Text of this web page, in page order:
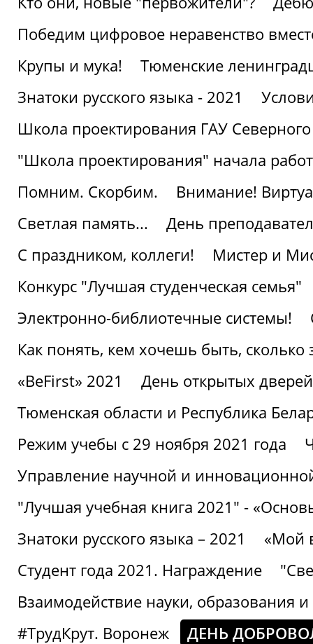
Победим цифровое неравенство
Крупы и мука!
Тюменские
Знатоки русского языка - 2021
Школа проектирования ГАУ
"Школа проектирования" начала
Помним. Скорбим.
Внимание!
Светлая память...
День
С праздником, коллеги!
Мистер и
Конкурс "Лучшая студенческая семья"
Электронно-библиотечные системы!
Как понять, кем хочешь быть, сколько
«BeFirst» 2021
День открытых
Тюменская области и Республика
Режим учебы с 29 ноября 2021 года
Управление научной и
"Лучшая учебная книга 2021" -
Знатоки русского языка – 2021
«Мой
Студент года 2021. Награждение
Взаимодействие науки, образования и
#ТрудКрут. Воронеж
ДЕНЬ